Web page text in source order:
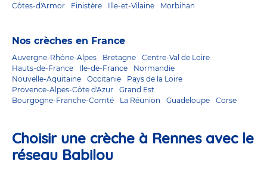
Côtes-d'Armor Finistère Ille-et-Vilaine Morbihan
Nos crèches en France
Auvergne-Rhône-Alpes Bretagne
Centre-Val de Loire
Hauts-de-France
Ile-de-France
Normandie
Nouvelle-Aquitaine
Occitanie
Pays de la Loire
Provence-Alpes-Côte d'Azur
Grand Est
Bourgogne-Franche-Comté
La Réunion Guadeloupe Corse
Choisir une crèche à Rennes avec le
réseau Babilou